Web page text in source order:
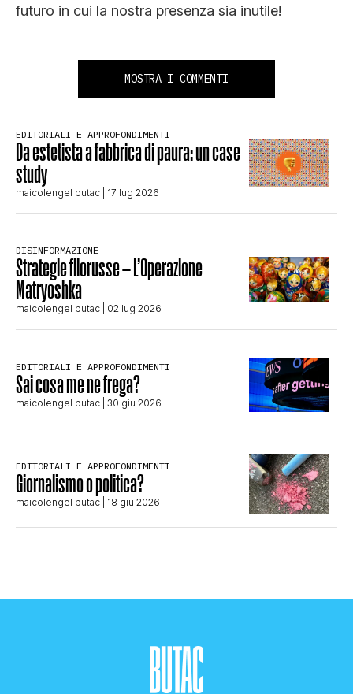
futuro in cui la nostra presenza sia inutile!
MOSTRA I COMMENTI
EDITORIALI E APPROFONDIMENTI
Da estetista a fabbrica di paura: un case
study
maicolengel butac | 17 lug 2026
DISINFORMAZIONE
Strategie filorusse – L’Operazione
Matryoshka
maicolengel butac | 02 lug 2026
EDITORIALI E APPROFONDIMENTI
Sai cosa me ne frega?
maicolengel butac | 30 giu 2026
EDITORIALI E APPROFONDIMENTI
Giornalismo o politica?
maicolengel butac | 18 giu 2026